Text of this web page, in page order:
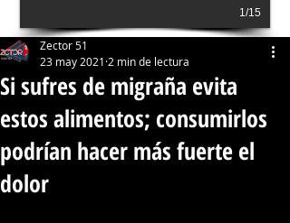
1/15
Si sufres de migraña evita
estos alimentos; consumirlos
podrían hacer más fuerte el
dolor
Zector 51
23 may 2021 2 min de lectura